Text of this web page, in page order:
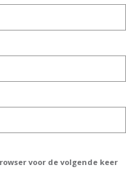
voor de volgende keer